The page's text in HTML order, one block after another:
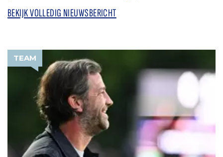
BEKIJK VOLLEDIG NIEUWSBERICHT
TEAM